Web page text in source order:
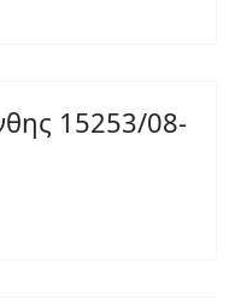
15253/08-